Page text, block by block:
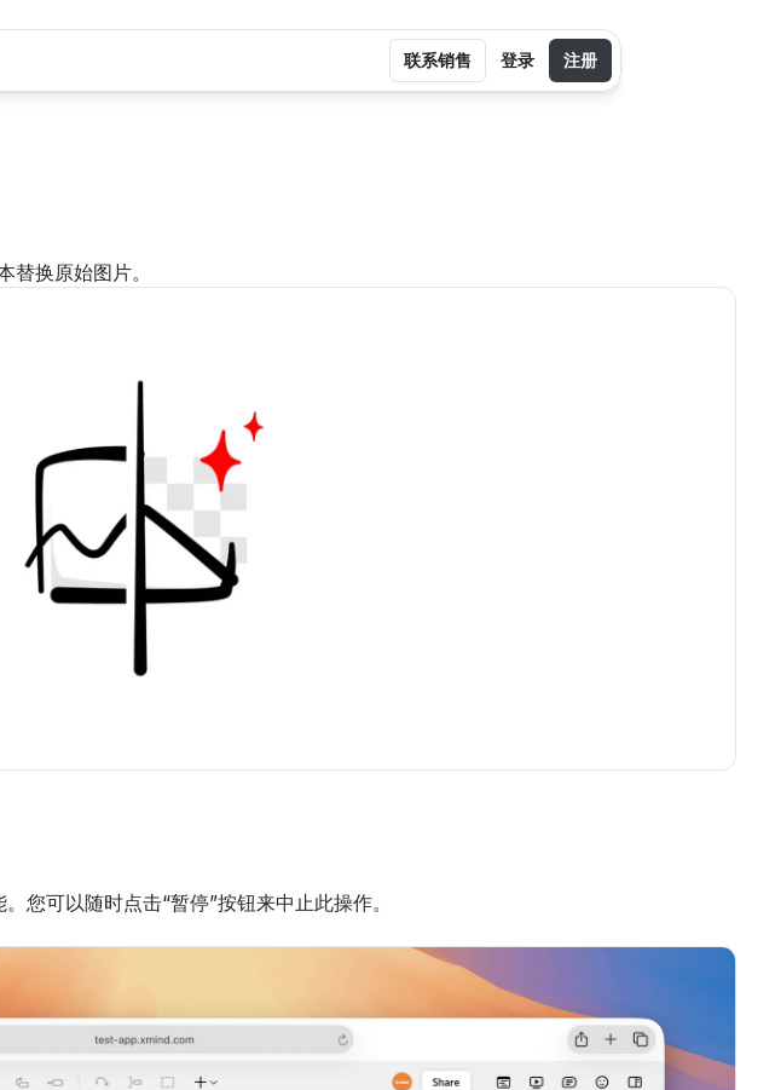
换原始图片。
您可以随时点击“暂停”按钮来中止此操作。
联系销售 登录 注册